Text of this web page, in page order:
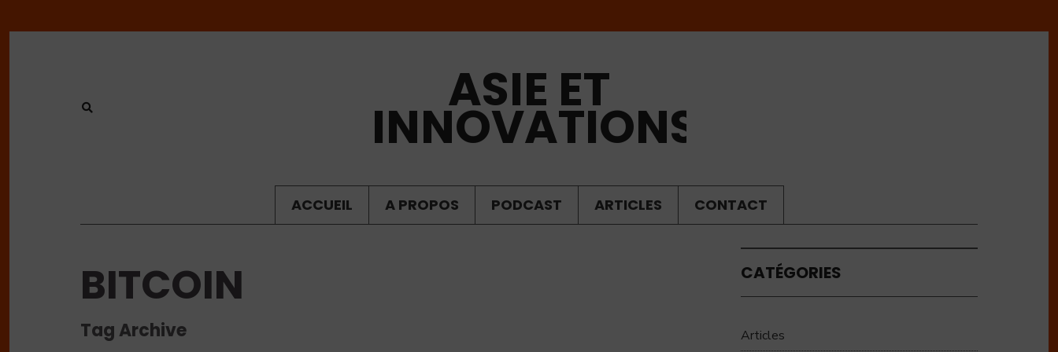
ASIE ET
INNOVATIONS
ACCUEIL A PROPOS PODCAST ARTICLES CONTACT
BITCOIN
Tag Archive
CATÉGORIES
Articles